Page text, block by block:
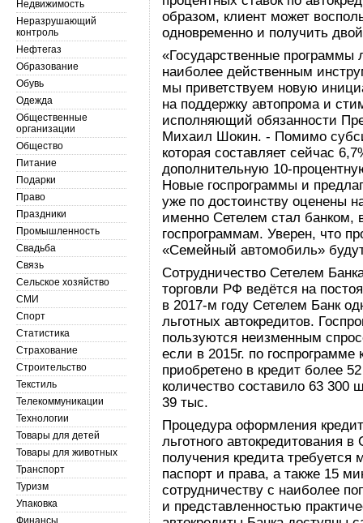
образом, клиент может
одновременно и получить
«Государственные программы
наиболее действенным
мы приветствуем новую
на поддержку автопрома и
исполняющий обязанности
Михаил Шокин. - Помимо
которая составляет сейчас
дополнительную 10-
Новые госпрограммы и
уже по достоинству оценены
именно Сетелем стал
госпрограммам. Уверен, что
«Семейный автомобиль»
Сотрудничество Сетелем
торговли РФ ведётся на
в 2017-м году Сетелем Банк
льготных автокредитов.
пользуются неизменным
если в 2015г. по
приобретено в кредит более
количество составило 63 300
39 тыс.
Процедура оформления
льготного автокредитования
получения кредита
паспорт и права, а также 15
сотрудничеству с наиболее
и представленностью
Недвижимость
Неразрушающий
контроль
Нефтегаз
Образование
Обувь
Одежда
Общественные
организации
Общество
Питание
Подарки
Право
Праздники
Промышленность
Свадьба
Связь
Сельское хозяйство
СМИ
Спорт
Статистика
Страхование
Строительство
Текстиль
Телекоммуникации
Технологии
Товары для детей
Товары для животных
Транспорт
Туризм
Упаковка
Финансы